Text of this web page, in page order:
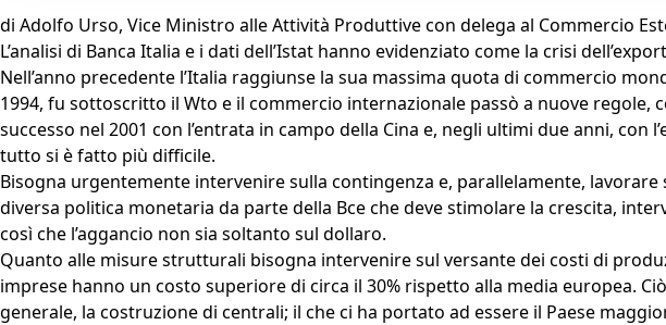
di Adolfo Urso, Vice Ministro alle Attività Produttive con delega al Commercio
L’analisi di Banca Italia e i dati dell’Istat hanno evidenziato come la crisi
Nell’anno precedente l’Italia raggiunse la sua massima quota di commercio
1994, fu sottoscritto il Wto e il commercio internazionale passò a nuove
successo nel 2001 con l’entrata in campo della Cina e, negli ultimi due anni, con
tutto si è fatto più difficile.
Bisogna urgentemente intervenire sulla contingenza e, parallelamente,
diversa politica monetaria da parte della Bce che deve stimolare la crescita,
così che l’aggancio non sia soltanto sul dollaro.
Quanto alle misure strutturali bisogna intervenire sul versante dei costi di
imprese hanno un costo superiore di circa il 30% rispetto alla media europea.
generale, la costruzione di centrali; il che ci ha portato ad essere il Paese